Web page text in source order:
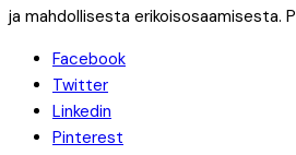
ja mahdollisesta erikoisosaamisesta.
Facebook
Twitter
Linkedin
Pinterest